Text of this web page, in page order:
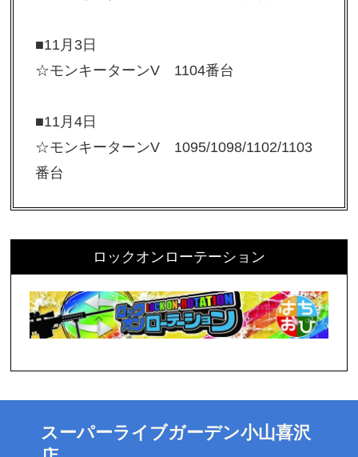
■11月3日
☆モンキーターンV 1104番台
■11月4日
☆モンキーターンV 1095/1098/1102/1103
番台
ロックオンローテーション
スーパーライブガーデン小山喜沢